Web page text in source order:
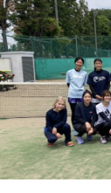
コ
ン
テ
ン
ツ
ス
キ
ッ
プ